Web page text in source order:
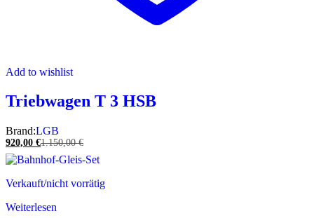
Add to wishlist
Triebwagen T 3 HSB
Brand:LGB
920,00 €1.150,00€
Verkauft/nicht vorrätig
Weiterlesen